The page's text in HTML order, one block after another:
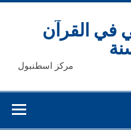
في القرآن
مركز اسطنبول